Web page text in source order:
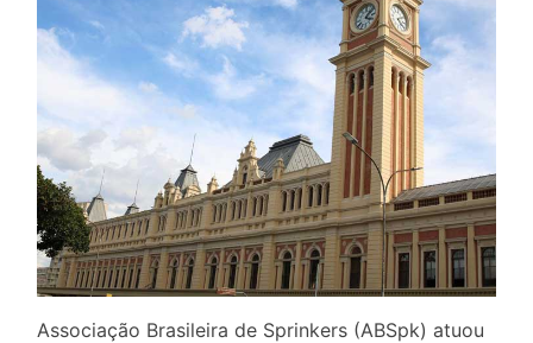
Associação Brasileira de Sprinkers (ABSpk) atuou